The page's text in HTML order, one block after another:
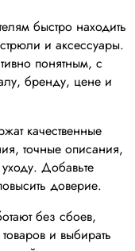
быстро находить
и аксессуары.
понятным, с
бренду, цене и
качественные
точные описания,
Добавьте
доверие.
без сбоев,
и выбирать